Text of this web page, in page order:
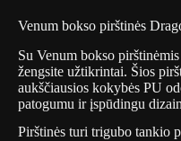
Venum bokso pirštinės
Su Venum bokso
žengsite užtikrintai. Šios
aukščiausios kokybės PU
patogumu ir įspūdingu
Pirštinės turi trigubo tankio